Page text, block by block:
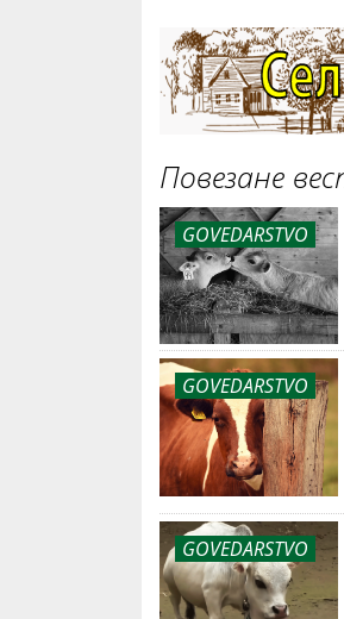
Повезане
GOVEDARSTVO
GOVEDARSTVO
GOVEDARSTVO